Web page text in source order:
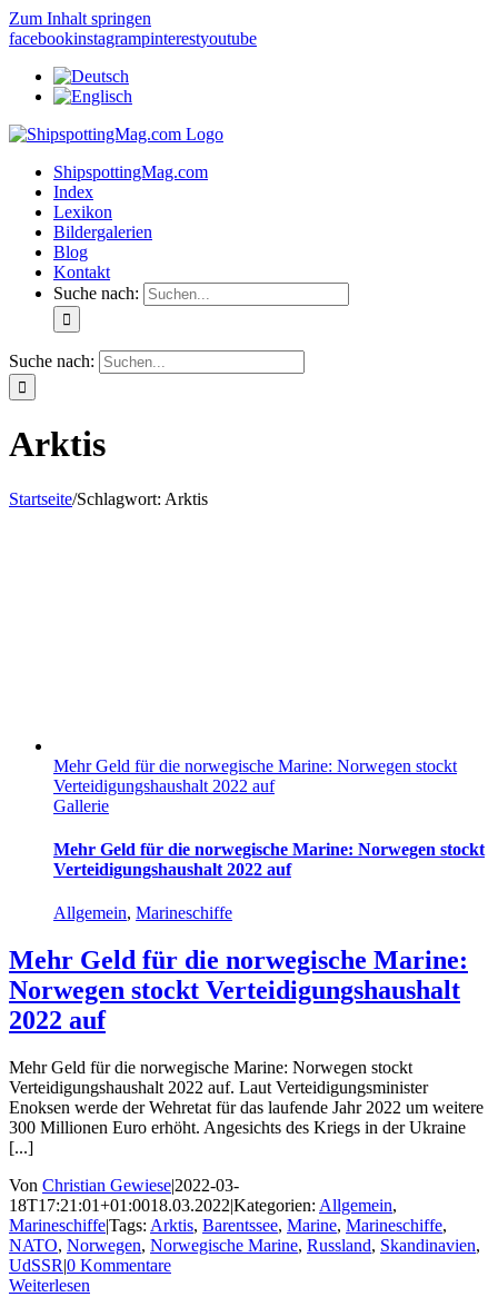
Zum Inhalt springen
facebookinstagrampinterestyoutube
ShipspottingMag.com
Index
Lexikon
Bildergalerien
Blog
Kontakt
Suche nach:
Suche nach:
Arktis
Startseite/Schlagwort: Arktis
Mehr Geld für die norwegische Marine: Norwegen stockt
Verteidigungshaushalt 2022 auf
Gallerie
Mehr Geld für die norwegische Marine: Norwegen stockt
Verteidigungshaushalt 2022 auf
Allgemein, Marineschiffe
Mehr Geld für die norwegische Marine:
Norwegen stockt Verteidigungshaushalt
2022 auf
Mehr Geld für die norwegische Marine: Norwegen stockt
Verteidigungshaushalt 2022 auf. Laut Verteidigungsminister
Enoksen werde der Wehretat für das laufende Jahr 2022 um weitere
300 Millionen Euro erhöht. Angesichts des Kriegs in der Ukraine
[...]
Von Christian Gewiese|2022-03-
18T17:21:01+01:0018.03.2022|Kategorien: Allgemein,
Marineschiffe|Tags: Arktis, Barentssee, Marine, Marineschiffe,
NATO, Norwegen, Norwegische Marine, Russland, Skandinavien,
UdSSR|0 Kommentare
Weiterlesen